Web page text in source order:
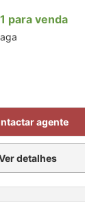
para venda
agente
detalhes